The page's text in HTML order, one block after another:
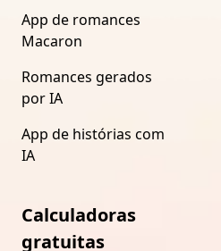
App de romances
Macaron
Romances gerados
por IA
App de histórias com
IA
Calculadoras
gratuitas